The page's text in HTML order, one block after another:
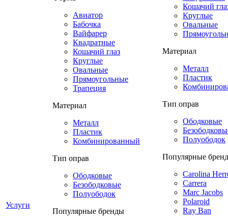
Услуги
Авиатор
Бабочка
Вайфарер
Квадратные
Кошачий глаз
Круглые
Овальные
Прямоугольные
Трапеция
Материал
Металл
Пластик
Комбинированный
Тип оправ
Ободковые
Безободковые
Полуободок
Популярные бренды
Кошачий
Круглые
Овальные
Материал
Металл
Пластик
Тип оправ
Ободковые
Полуободок
Популярные
Carolina
Carrera
Marc Jacobs
Polaroid
Ray Ban